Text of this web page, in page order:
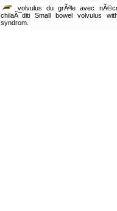
volvulus du grÃªle avec
chilaÃ¯diti Small bowel volvulus
syndrom.